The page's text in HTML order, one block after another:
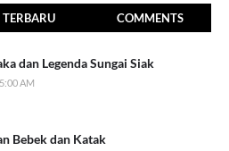
TERBARU COMMENTS
dan Legenda Sungai Siak
AM
Bebek dan Katak